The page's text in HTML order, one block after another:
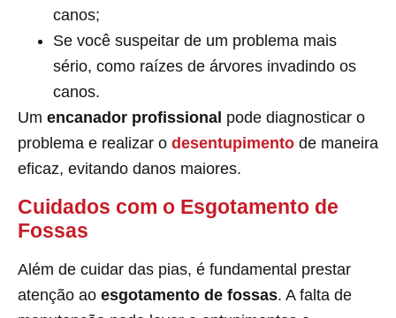
canos;
Se você suspeitar de um problema mais
sério, como raízes de árvores invadindo os
canos.
Um encanador profissional pode diagnosticar o
problema e realizar o desentupimento de maneira
eficaz, evitando danos maiores.
Cuidados com o Esgotamento de
Fossas
Além de cuidar das pias, é fundamental prestar
atenção ao esgotamento de fossas. A falta de